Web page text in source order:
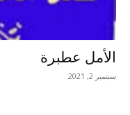
الأمل عطبرة
سبتمبر 2, 2021